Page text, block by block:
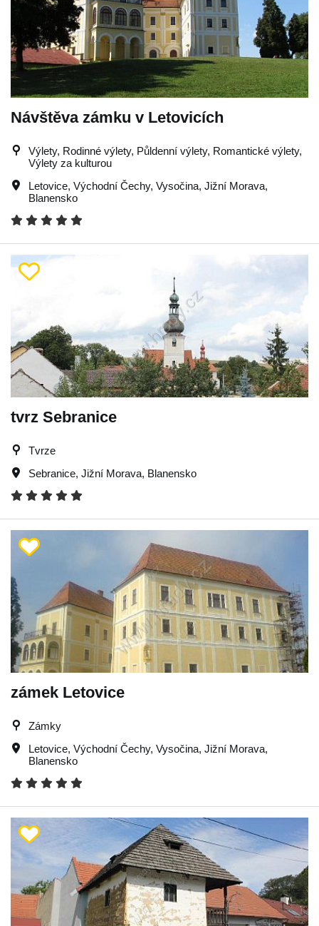
Návštěva zámku v Letovicích
Výlety, Rodinné výlety, Půldenní výlety, Romantické výlety,
Výlety za kulturou
Letovice, Východní Čechy, Vysočina, Jižní Morava,
Blanensko
tvrz Sebranice
Tvrze
Sebranice, Jižní Morava, Blanensko
zámek Letovice
Zámky
Letovice, Východní Čechy, Vysočina, Jižní Morava,
Blanensko